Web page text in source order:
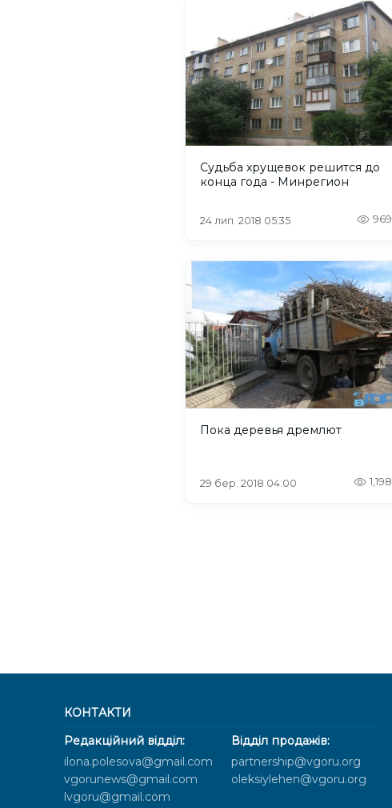
Судьба хрущевок решится до
конца года - Минрегион
24 лип. 2018 05:35 969
Пока деревья дремлют
29 бер. 2018 04:00 1,198
КОНТАКТИ
Редакційний відділ:
ilona.polesova@gmail.com
vgorunews@gmail.com
lvgoru@gmail.com
Відділ продажів:
partnership@vgoru.org
oleksiylehen@vgoru.org